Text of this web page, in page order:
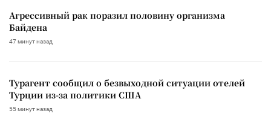
Агрессивный рак поразил половину организма
Байдена
47 минут назад
Турагент сообщил о безвыходной ситуации отелей
Турции из-за политики США
55 минут назад